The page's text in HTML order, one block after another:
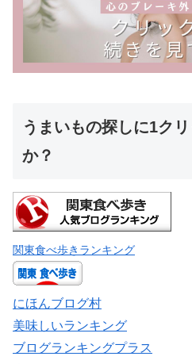
うまいもの探しに1ク
か？
関東食べ歩きランキング
にほんブログ村
美味しいランキング
ブログランキングプラス